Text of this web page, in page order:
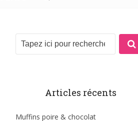
Articles récents
Muffins poire & chocolat